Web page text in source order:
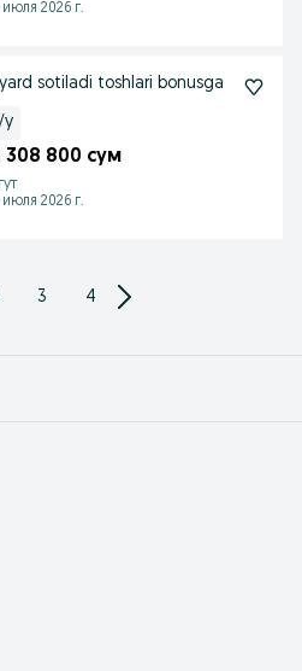
июля 2026 г.
sotiladi toshlari bonusga
у
308 800 сум
июля 2026 г.
3 4